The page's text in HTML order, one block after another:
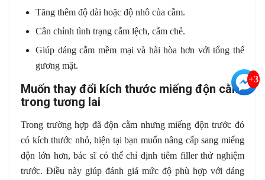
Tăng thêm độ dài hoặc độ nhô của cằm.
Cân chỉnh tình trạng cằm lệch, cằm chẻ.
Giúp dáng cằm mềm mại và hài hòa hơn với tổng thể
gương mặt.
Muốn thay đổi kích thước miếng độn cằm
trong tương lai
Trong trường hợp đã độn cằm nhưng miếng độn trước đó
có kích thước nhỏ, hiện tại bạn muốn nâng cấp sang miếng
độn lớn hơn, bác sĩ có thể chỉ định tiêm filler thử nghiệm
trước. Điều này giúp đánh giá mức độ phù hợp với dáng
+3